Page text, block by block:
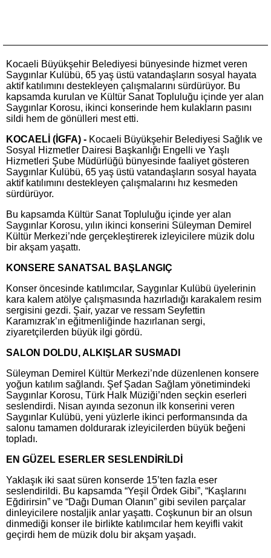
Kocaeli Büyükşehir Belediyesi bünyesinde hizmet veren
Saygınlar Kulübü, 65 yaş üstü vatandaşların sosyal hayata
aktif katılımını destekleyen çalışmalarını sürdürüyor. Bu
kapsamda kurulan ve Kültür Sanat Topluluğu içinde yer alan
Saygınlar Korosu, ikinci konserinde hem kulakların pasını
sildi hem de gönülleri mest etti.
KOCAELİ (İGFA) - Kocaeli Büyükşehir Belediyesi Sağlık ve
Sosyal Hizmetler Dairesi Başkanlığı Engelli ve Yaşlı
Hizmetleri Şube Müdürlüğü bünyesinde faaliyet gösteren
Saygınlar Kulübü, 65 yaş üstü vatandaşların sosyal hayata
aktif katılımını destekleyen çalışmalarını hız kesmeden
sürdürüyor.
Bu kapsamda Kültür Sanat Topluluğu içinde yer alan
Saygınlar Korosu, yılın ikinci konserini Süleyman Demirel
Kültür Merkezi’nde gerçekleştirerek izleyicilere müzik dolu
bir akşam yaşattı.
KONSERE SANATSAL BAŞLANGIÇ
Konser öncesinde katılımcılar, Saygınlar Kulübü üyelerinin
kara kalem atölye çalışmasında hazırladığı karakalem resim
sergisini gezdi. Şair, yazar ve ressam Seyfettin
Karamızrak’ın eğitmenliğinde hazırlanan sergi,
ziyaretçilerden büyük ilgi gördü.
SALON DOLDU, ALKIŞLAR SUSMADI
Süleyman Demirel Kültür Merkezi’nde düzenlenen konsere
yoğun katılım sağlandı. Şef Şadan Sağlam yönetimindeki
Saygınlar Korosu, Türk Halk Müziği’nden seçkin eserleri
seslendirdi. Nisan ayında sezonun ilk konserini veren
Saygınlar Kulübü, yeni yüzlerle ikinci performansında da
salonu tamamen doldurarak izleyicilerden büyük beğeni
topladı.
EN GÜZEL ESERLER SESLENDİRİLDİ
Yaklaşık iki saat süren konserde 15’ten fazla eser
seslendirildi. Bu kapsamda “Yeşil Ördek Gibi”, “Kaşlarını
Eğdirirsin” ve “Dağı Duman Olanın” gibi sevilen parçalar
dinleyicilere nostaljik anlar yaşattı. Coşkunun bir an olsun
dinmediği konser ile birlikte katılımcılar hem keyifli vakit
geçirdi hem de müzik dolu bir akşam yaşadı.